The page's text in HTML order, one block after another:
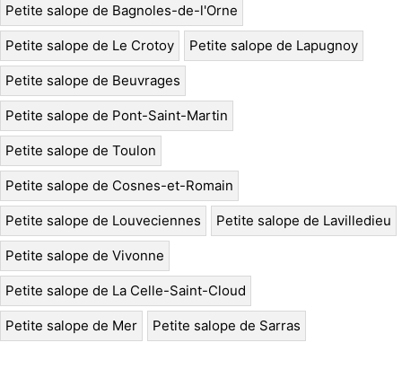
Petite salope de Bagnoles-de-l'Orne
Petite salope de Le Crotoy Petite salope de Lapugnoy
Petite salope de Beuvrages
Petite salope de Pont-Saint-Martin
Petite salope de Toulon
Petite salope de Cosnes-et-Romain
Petite salope de Louveciennes Petite salope de Lavilledieu
Petite salope de Vivonne
Petite salope de La Celle-Saint-Cloud
Petite salope de Mer Petite salope de Sarras